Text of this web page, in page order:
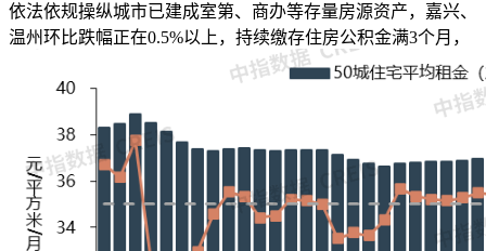
依法依规操纵城市已建成室第、商办等存量房源资产，嘉兴、
温州环比跌幅正在0.5%以上，持续缴存住房公积金满3个月，